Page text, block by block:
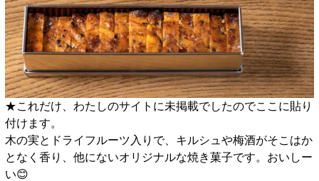
★これだけ、わたしのサイトに未掲載でしたのでここに貼り
付けます。
木の実とドライフルーツ入りで、キルシュや梅酒がそこはか
となく香り、他にないオリジナルな焼き菓子です。おいしー
い😊